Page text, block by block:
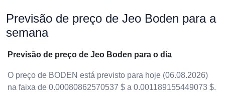
Previsão de preço de Jeo Boden para a
semana
Previsão de preço de Jeo Boden para o dia
O preço de BODEN está previsto para hoje (06.08.2026)
na faixa de 0.00080862570537 $ a 0.001189155449073 $.